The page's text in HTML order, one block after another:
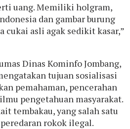
uang. Memiliki holgram,
dan gambar burung
cukai asli agak sedikit kasar,”
Dinas Kominfo Jombang,
tujuan sosialisasi
pemahaman, pencerahan
pengetahuan masyarakat.
tembakau, yang salah satu
rokok ilegal.